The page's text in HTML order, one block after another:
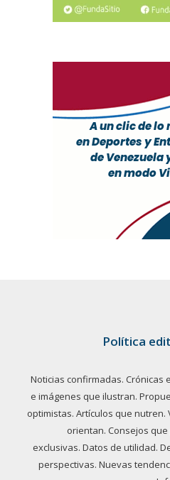
Política
Noticias confirmadas. Crónicas
e imágenes que ilustran.
optimistas. Artículos que
orientan. Consejos
exclusivas. Datos de utilidad.
perspectivas. Nuevas